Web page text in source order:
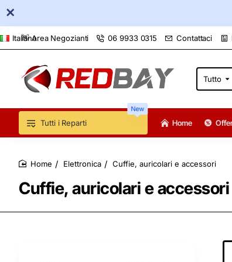
👋 Area Negozianti 06 9933 0315 Contattaci
Italiano
Tutto
Cerca
qui...
Tutti i Reparti
New
Home
Cuffie, auricolari e accessori
Elettronica Cuffie, auricolari e accessori